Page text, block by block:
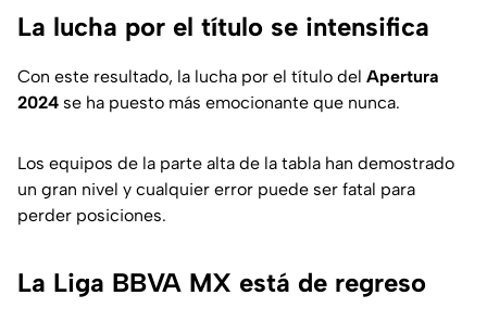
La lucha por el título se intensifica
Con este resultado, la lucha por el título del Apertura
2024 se ha puesto más emocionante que nunca.
Los equipos de la parte alta de la tabla han demostrado
un gran nivel y cualquier error puede ser fatal para
perder posiciones.
La Liga BBVA MX está de regreso